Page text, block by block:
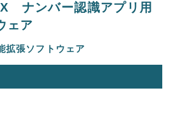
ナンバー認識アプリ用
ェア
拡張ソフトウェア